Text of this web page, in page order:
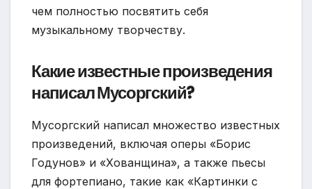
чем полностью посвятить себя
музыкальному творчеству.
Какие известные произведения
написал Мусоргский?
Мусоргский написал множество известных
произведений, включая оперы «Борис
Годунов» и «Хованщина», а также пьесы
для фортепиано, такие как «Картинки с